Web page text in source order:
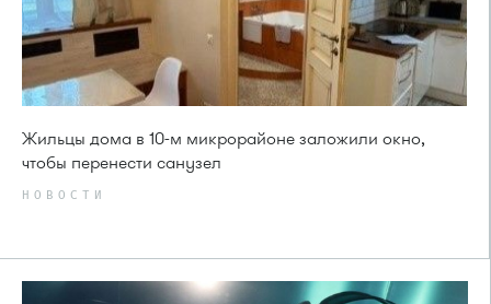
Жильцы дома в 10-м микрорайоне заложили окно,
чтобы перенести санузел
НОВОСТИ